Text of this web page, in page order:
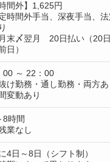
時間外】1,625円
時間外手当、深夜手当、
末〆翌月 20日払い（20
日）
00 ～ 22：00
け勤務・通し勤務・両方
変動あり
8時間
業なし
4日～8日（シフト制）